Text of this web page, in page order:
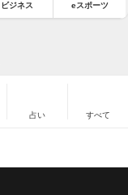
ビジネス eスポーツ
占い すべて